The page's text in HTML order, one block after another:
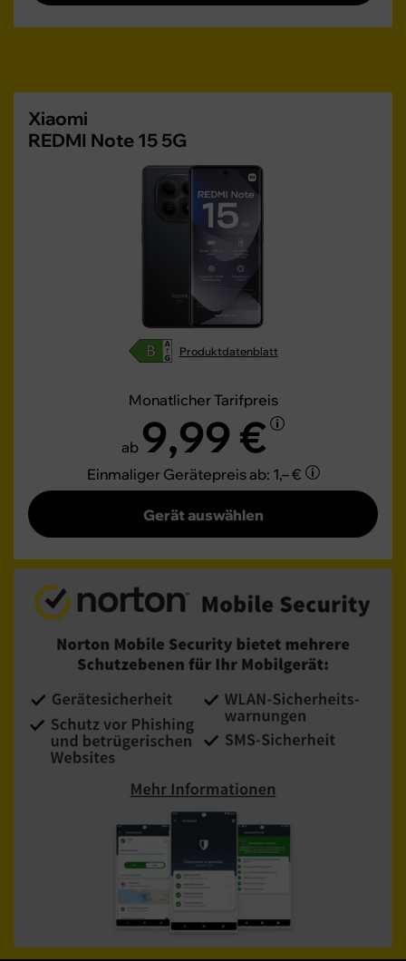
Xiaomi
REDMI Note 15 5G
Produktdatenblatt
Monatlicher Tarifpreis
ab 9,99 €
Einmaliger Gerätepreisab: 1,– €
Gerät auswählen